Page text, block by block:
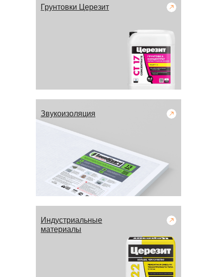
Грунтовки Церезит
Индустриальные
материалы
Звукоизоляция